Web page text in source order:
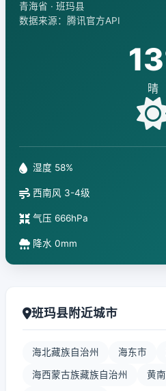
青海省 · 班玛县
数据来源：腾讯官方API
晴
湿度 58%
西南风 3-4级
气压 666hPa
降水 0mm
班玛县附近城市
海北藏族自治州 海东市
海西蒙古族藏族自治州 黄